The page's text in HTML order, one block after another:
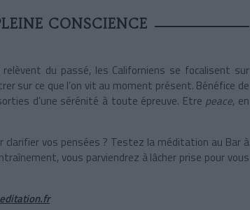
CONSCIENCE
du passé, les Californiens se focalisent sur
sur ce que l’on vit au moment présent. Bénéfice de
d’une sérénité à toute épreuve. Etre peace, en
clarifier vos pensées ? Testez la méditation au Bar à
vous parviendrez à lâcher prise pour vous